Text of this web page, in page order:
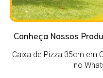
Conheça Nossos
Caixa de Pizza 35cm em
no